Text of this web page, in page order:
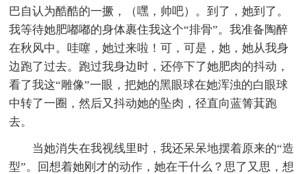
巴自认为酷酷的一撅，（嘿，帅吧）。到了，她到了。
我等待她肥嘟嘟的身体裹住我这个“排骨”。我准备陶醉
在秋风中。哇噻，她过来啦！可，可是，她，她从我身
边跑了过去。跑过我身边时，还停下了她肥肉的抖动，
看了我这“雕像”一眼，把她的黑眼球在她浑浊的白眼球
中转了一圈，然后又抖动她的坠肉，径直向蓝箐萁跑
去。
当她消失在我视线里时，我还呆呆地摆着原来的“造
型”。回想着她刚才的动作，她在干什么？思了又思，想